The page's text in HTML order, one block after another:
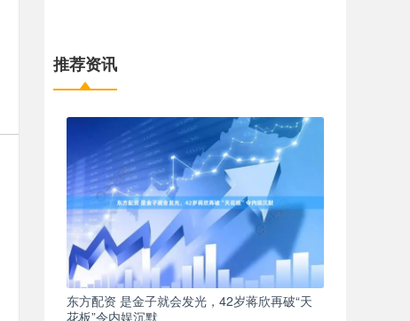
推荐资讯
东方配资 是金子就会发光，42岁蒋欣再破“天
花板”令内娱沉默